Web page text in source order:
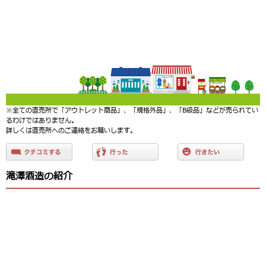
※全ての直売所で「アウトレット商品」、「規格外品」、「B級品」などが売られてい
るわけではありません。
詳しくは直売所へのご連絡をお願いします。
滝澤酒造の紹介